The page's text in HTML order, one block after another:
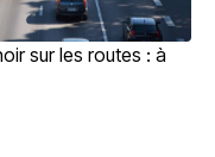
sur les routes : à